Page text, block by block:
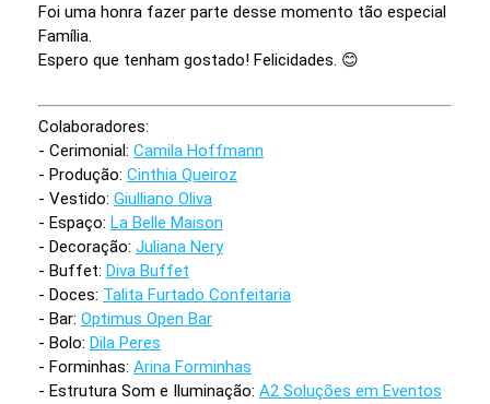
Foi uma honra fazer parte desse momento tão especial
Família.
Espero que tenham gostado! Felicidades. 😊
Colaboradores:
- Cerimonial: Camila Hoffmann
- Produção: Cinthia Queiroz
- Vestido: Giulliano Oliva
- Espaço: La Belle Maison
- Decoração: Juliana Nery
- Buffet: Diva Buffet
- Doces: Talita Furtado Confeitaria
- Bar: Optimus Open Bar
- Bolo: Dila Peres
- Forminhas: Arina Forminhas
- Estrutura Som e Iluminação: A2 Soluções em Eventos